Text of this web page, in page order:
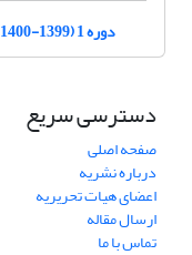
دوره 1 (1399-1400)
دسترسی سریع
صفحه اصلی
درباره نشریه
اعضای هیات تحریریه
ارسال مقاله
تماس با ما